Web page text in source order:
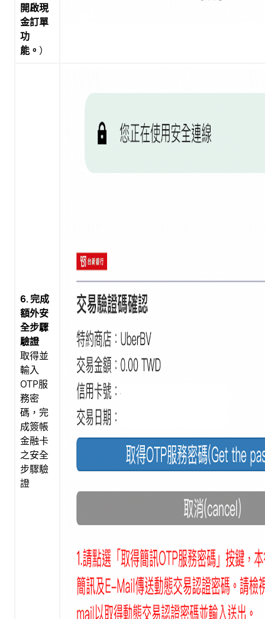
開啟現
金訂單
功
能。 ）
6. 完成
額外安
全步驟
驗證
取得並
輸入
OTP服
務密
碼，完
成簽帳
金融卡
之安全
步驟驗
證